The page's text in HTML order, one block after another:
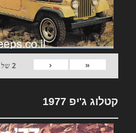
«
‹
2של
קטלוג ג'יפ 1977